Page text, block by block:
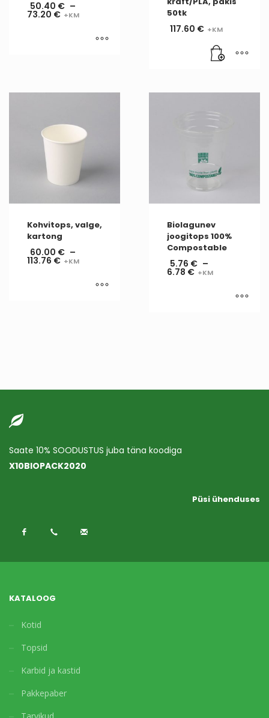
50.40 € –
73.20 €
50tk
117.60 €
Kohvitops, valge,
kartong
60.00 € –
113.76 €
Biolagunev
joogitops 100%
Compostable
5.76 € –
6.78 €
Saate 10% SOODUSTUS juba täna koodiga
X10BIOPACK2020
Püsi ühenduses
KATALOOG
Kotid
Topsid
Karbid ja kastid
Pakkepaber
Tarvikud